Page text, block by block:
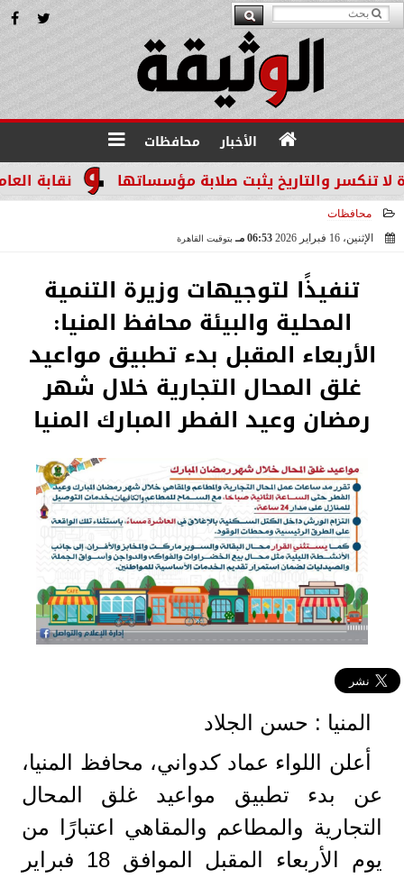
الأخبار محافظات
نقابة والتاريخ يثبت صلابة مؤسساتها
محافظات
الإثنين، 16 فبراير 2026
06:53 مـ بتوقيت القاهرة
تنفيذًا لتوجيهات وزيرة التنمية
المحلية والبيئة محافظ المنيا:
الأربعاء المقبل بدء تطبيق مواعيد
غلق المحال التجارية خلال شهر
رمضان وعيد الفطر المبارك المنيا
المنيا : حسن الجلاد
أعلن اللواء عماد كدواني، محافظ المنيا،
عن بدء تطبيق مواعيد غلق المحال
التجارية والمطاعم والمقاهي اعتبارًا من
يوم الأربعاء المقبل الموافق 18 فبراير